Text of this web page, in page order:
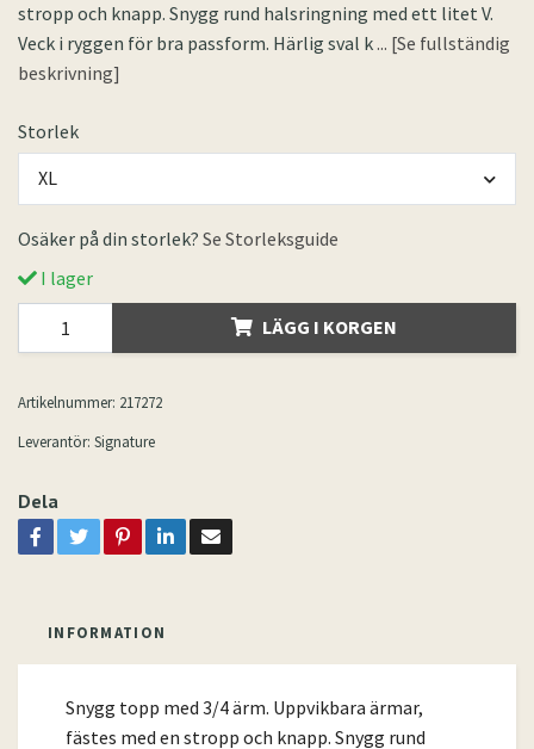
stropp och knapp. Snygg rund halsringning med ett litet V.
Veck i ryggen för bra passform. Härlig sval k ... [Se fullständig
beskrivning]
Storlek
XL
Osäker på din storlek? Se Storleksguide
I lager
LÄGG I KORGEN
Artikelnummer: 217272
Leverantör: Signature
Dela
INFORMATION
Snygg topp med 3/4 ärm. Uppvikbara ärmar,
fästes med en stropp och knapp. Snygg rund